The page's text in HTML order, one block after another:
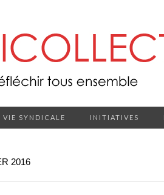
VIE SYNDICALE INITIATIVES
2016